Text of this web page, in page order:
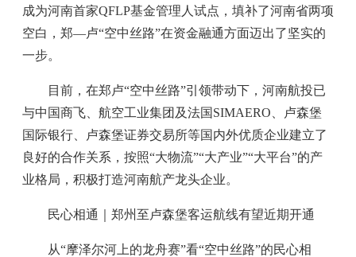
成为河南首家QFLP基金管理人试点，填补了河南省两项
空白，郑—卢“空中丝路”在资金融通方面迈出了坚实的
一步。
目前，在郑卢“空中丝路”引领带动下，河南航投已
与中国商飞、航空工业集团及法国SIMAERO、卢森堡
国际银行、卢森堡证券交易所等国内外优质企业建立了
良好的合作关系，按照“大物流”“大产业”“大平台”的产
业格局，积极打造河南航产龙头企业。
民心相通｜郑州至卢森堡客运航线有望近期开通
从“摩泽尔河上的龙舟赛”看“空中丝路”的民心相